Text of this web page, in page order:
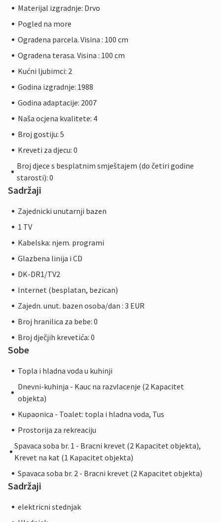
Materijal izgradnje: Drvo
Pogled na more
Ogradena parcela. Visina : 100 cm
Ogradena terasa. Visina : 100 cm
Kućni ljubimci: 2
Godina izgradnje: 1988
Godina adaptacije: 2007
Naša ocjena kvalitete: 4
Broj gostiju: 5
Kreveti za djecu: 0
Broj djece s besplatnim smještajem (do četiri godine
starosti): 0
Sadržaji
Zajednicki unutarnji bazen
1 TV
Kabelska: njem. programi
Glazbena linija i CD
DK-DR1/TV2
Internet (besplatan, bezican)
Zajedn. unut. bazen osoba/dan : 3 EUR
Broj hranilica za bebe: 0
Broj dječjih krevetića: 0
Sobe
Topla i hladna voda u kuhinji
Dnevni-kuhinja - Kauc na razvlacenje (2 Kapacitet
objekta)
Kupaonica - Toalet: topla i hladna voda, Tus
Prostorija za rekreaciju
Spavaca soba br. 1 - Bracni krevet (2 Kapacitet objekta),
Krevet na kat (1 Kapacitet objekta)
Spavaca soba br. 2 - Bracni krevet (2 Kapacitet objekta)
Sadržaji
elektricni stednjak